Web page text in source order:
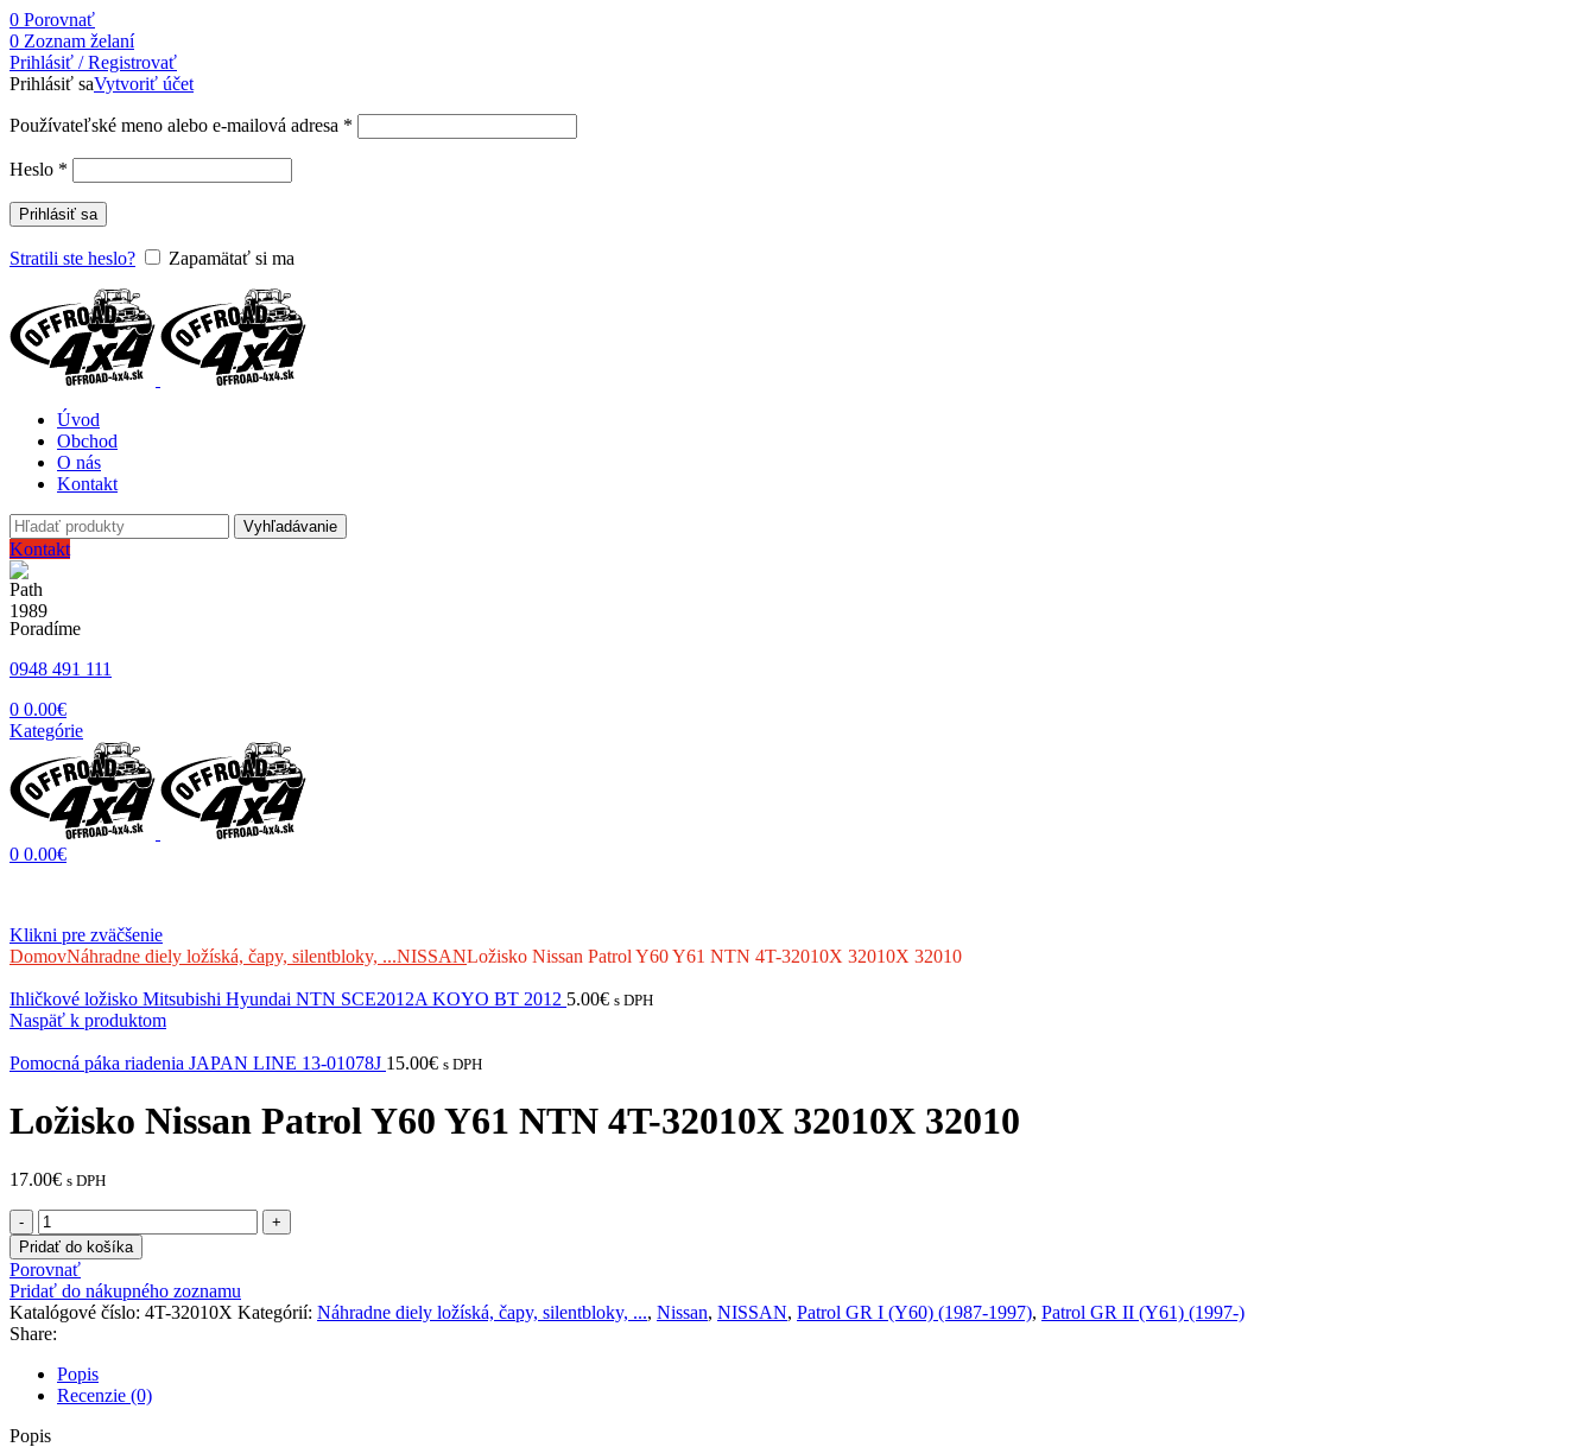
0 Porovnať
0 Zoznam želaní
Prihlásiť / Registrovať
Prihlásiť saVytvoriť účet
Používateľské meno alebo e-mailová adresa *
Heslo *
Prihlásiť sa
Stratili ste heslo? Zapamätať si ma
Úvod
Obchod
O nás
Kontakt
Vyhľadávanie
Kontakt
Poradíme
0948 491 111
0 0.00€
Kategórie
0 0.00€
Klikni pre zväčšenie
DomovNáhradne diely ložíská, čapy, silentbloky, ...NISSANLožisko Nissan Patrol Y60 Y61 NTN 4T-32010X 32010X 32010
Ihličkové ložisko Mitsubishi Hyundai NTN SCE2012A KOYO BT 2012 5.00€ s DPH
Naspäť k produktom
Pomocná páka riadenia JAPAN LINE 13-01078J 15.00€ s DPH
Ložisko Nissan Patrol Y60 Y61 NTN 4T-32010X 32010X 32010
17.00€ s DPH
množstvo
Ložisko
Nissan
Patrol
Y60
Y61
NTN
4T-
32010X
32010X
32010
Pridať do košíka
Porovnať
Pridať do nákupného zoznamu
Katalógové číslo: 4T-32010X Kategórií: Náhradne diely ložíská, čapy, silentbloky, ..., Nissan, NISSAN, Patrol GR I (Y60) (1987-1997), Patrol GR II (Y61) (1997-)
Share:
Popis
Recenzie (0)
Popis